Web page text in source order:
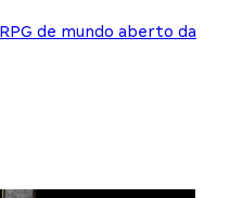
de mundo aberto da